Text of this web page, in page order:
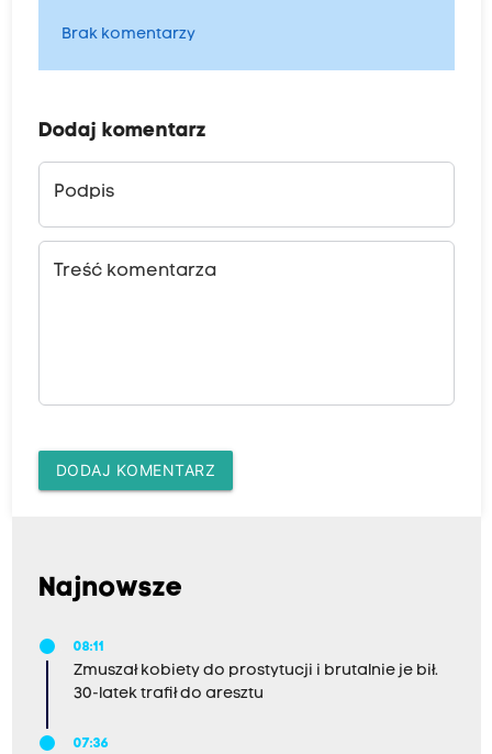
Brak komentarzy
Dodaj komentarz
Podpis
Treść komentarza
DODAJ KOMENTARZ
Najnowsze
08:11
Zmuszał kobiety do prostytucji i brutalnie je bił.
30-latek trafił do aresztu
07:36